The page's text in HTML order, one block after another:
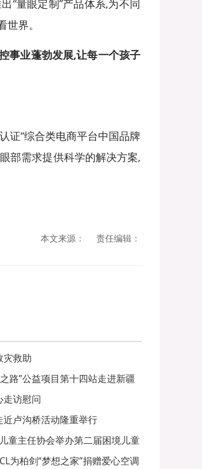
“量眼定制”产品体系,为不同
界。
事业蓬勃发展,让每一个孩子
证“综合类电商平台中国品牌
部需求提供科学的解决方案,
本文来源： 责任编辑：
灾救助
路”公益项目第十四站走进新疆
走访慰问
近卢沟桥活动隆重举行
主任协会举办第二届困境儿童
为柏剑“梦想之家”捐赠爱心空调